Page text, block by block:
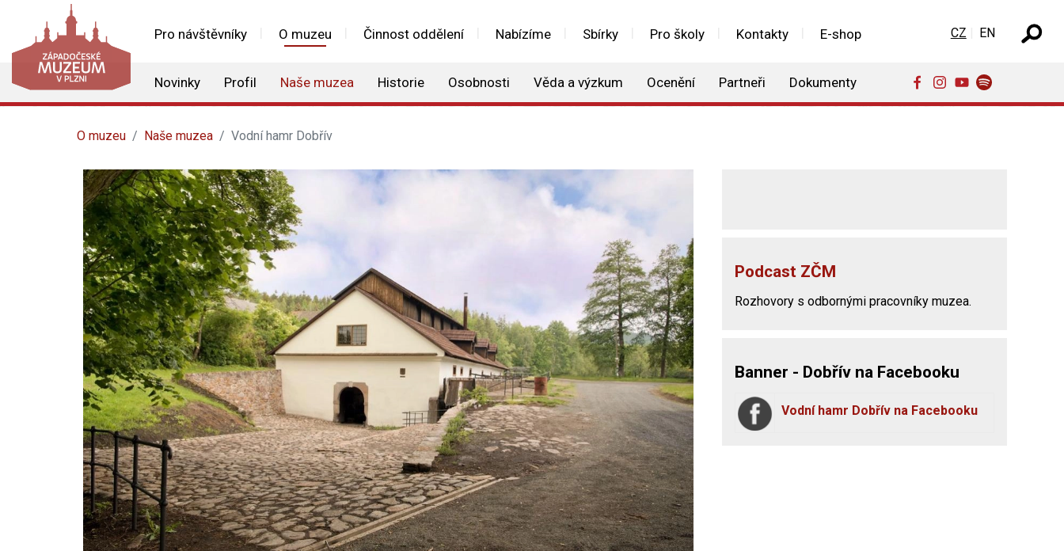
Pro návštěvníky O muzeu Činnost oddělení Nabízíme Sbírky Pro školy Kontakty E-shop
Novinky Profil Naše muzea Historie Osobnosti Věda a výzkum Ocenění Partneři Dokumenty
Zvolte jazyk
CZ EN
O muzeu Naše muzea Vodní hamr Dobřív
Podcast ZČM
Rozhovory s odbornými pracovníky muzea.
Banner - Dobřív na Facebooku
Vodní hamr Dobřív na Facebooku